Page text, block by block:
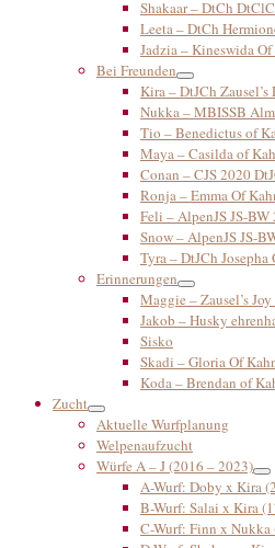
Shakaar – DtCh
Leeta – DtCh
Jadzia – Kineswida
Bei Freunden
Kira – DtJCh Zausel’s
Nukka – MBISSB
Tio – Benedictus of
Maya – Casilda of
Conan – CJS 2020
Ronja – Emma Of
Feli – AlpenJS JS-
Snow – AlpenJS JS-
Tyra – DtJCh Josepha
Erinnerungen
Maggie – Zausel’s
Jakob – Husky
Sisko
Skadi – Gloria Of
Koda – Brendan of
Zucht
Aktuelle Wurfplanung
Welpenaufzucht
Würfe A – J (2016 – 2023)
A-Wurf: Doby x Kira
B-Wurf: Salai x Kira
C-Wurf: Finn x Nukka